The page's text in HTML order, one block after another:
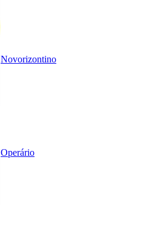
Novorizontino
Operário